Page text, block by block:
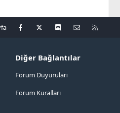
Facebook
X Discord Bize ulaşın
Diğer Bağlantılar
Forum Duyuruları
Forum Kuralları